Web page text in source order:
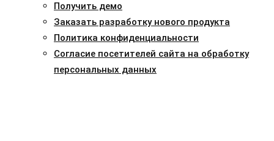
Получить демо
Заказать разработку нового продукта
Политика конфиденциальности
Согласие посетителей сайта на обработку
персональных данных